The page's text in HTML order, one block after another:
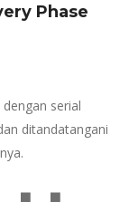
Phase
serial
ditandatangani